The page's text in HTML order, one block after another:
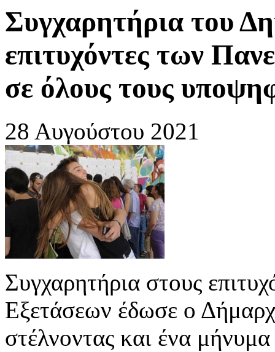
Συγχαρητήρια του
επιτυχόντες των
σε όλους τους
28 Αυγούστου 2021
Συγχαρητήρια στους
Εξετάσεων έδωσε ο
στέλνοντας και ένα